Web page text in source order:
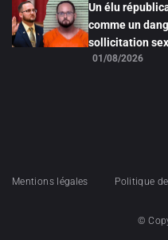
Un élu
comme un
sollicitation
01/08/2026
Mentions légales Politique
©